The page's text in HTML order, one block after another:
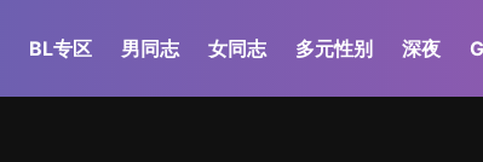
BL专区 男同志 女同志 多元性别 深夜